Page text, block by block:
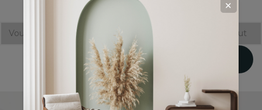
Vous avez atteint le bas de cette page. Retourner en haut
✕